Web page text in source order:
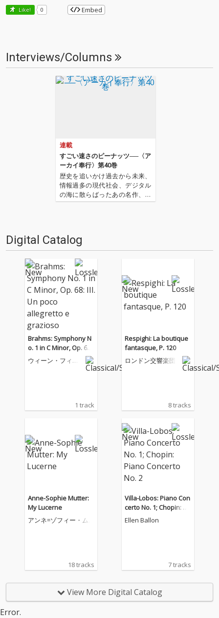
Like! 0 Embed
Interviews/Columns
連載
すごい速さのピーナッツ──〈ア
ーカイ奉行〉第40巻
歴史を追いかけ過去から未来、
情報過多の現代社会、デジタル
の海に散らばったあの名作、こ
の名作たちをひとつにまとめる
は…'''1.過去作の最新リマスター
音源 2.これまで未配信…
Digital Catalog
Brahms: Symphony N
o. 1 in C Minor, Op. 68:
III. Un poco allegretto
e grazioso
ウィーン・フィル
1 track
Respighi: La boutique
fantasque, P. 120
ロンドン交響楽団
8 tracks
Anne-Sophie Mutter:
My Lucerne
アンネ=ゾフィー・ム
18 tracks
Villa-Lobos: Piano Con
certo No. 1; Chopin: Pi
ano Concerto No. 2
Ellen Ballon
7 tracks
View More Digital Catalog
Error.